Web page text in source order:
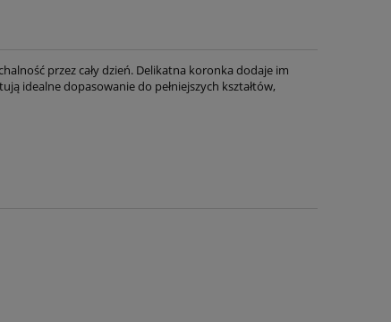
przez cały dzień. Delikatna koronka dodaje im
idealne dopasowanie do pełniejszych kształtów,